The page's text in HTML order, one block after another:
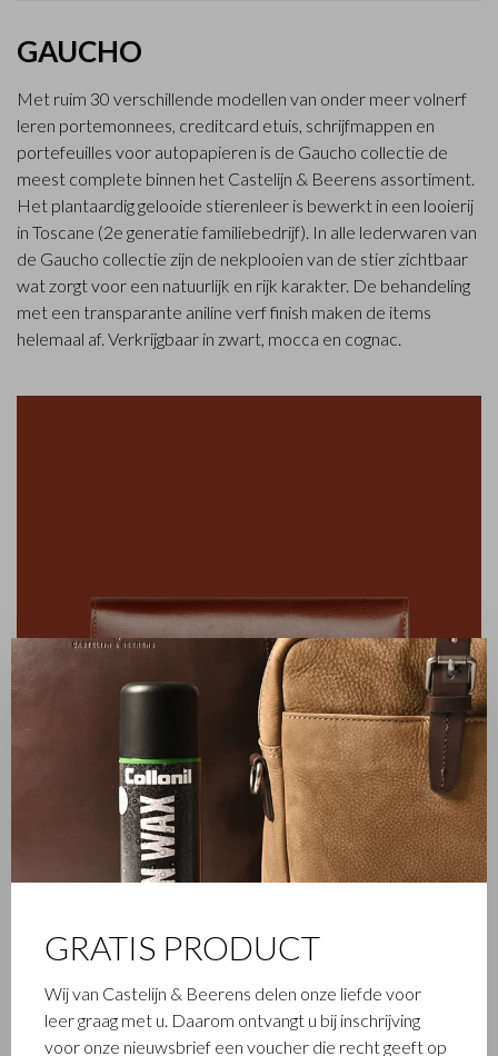
GAUCHO
Met ruim 30 verschillende modellen van onder meer volnerf
leren portemonnees, creditcard etuis, schrijfmappen en
portefeuilles voor autopapieren is de Gaucho collectie de
meest complete binnen het Castelijn & Beerens assortiment.
Het plantaardig gelooide stierenleer is bewerkt in een looierij
in Toscane (2e generatie familiebedrijf). In alle lederwaren van
de Gaucho collectie zijn de nekplooien van de stier zichtbaar
wat zorgt voor een natuurlijk en rijk karakter. De behandeling
met een transparante aniline verf finish maken de items
helemaal af. Verkrijgbaar in zwart, mocca en cognac.
Het in Waalwijk gevestigde Castelijn & Beerens is een
gerenommeerd familiebedrijf dat al sinds 1945 luxe
lederwaren ontwerpt en vervaardigt. Het bedrijf werd
opgericht toen stikmeester Walter Castelijn en leerstanser
✕
GRATIS PRODUCT
Wij van Castelijn & Beerens delen onze liefde voor
leer graag met u. Daarom ontvangt u bij inschrijving
voor onze nieuwsbrief een voucher die recht geeft op